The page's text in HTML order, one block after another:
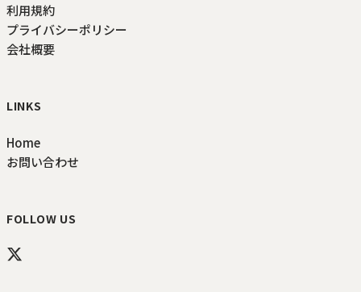
利用規約
プライバシーポリシー
会社概要
LINKS
Home
お問い合わせ
FOLLOW US